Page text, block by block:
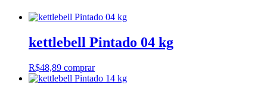
kettlebell Pintado 04 kg
R$48,89 comprar